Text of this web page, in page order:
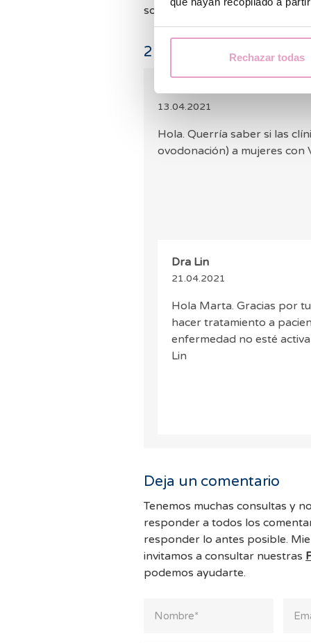
Rechazar todas
son las mismas que en el caso
2 comentarios
Marta
13.04.2021
Hola. Querría saber si las
ovodonación) a mujeres con
Dra Lin
21.04.2021
Hola Marta. Gracias por
hacer tratamiento a
enfermedad no esté
Lin
Deja un comentario
Tenemos muchas consultas y
responder a todos los
responder lo antes posible.
invitamos a consultar nuestras
podemos ayudarte.